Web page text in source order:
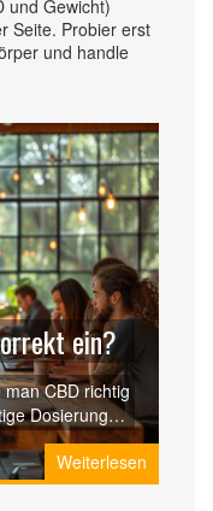
und Gewicht)
Seite. Probier erst
und handle
ein?
CBD richtig
Dosierung
Wir werden
Tipps zur
damit Sie das
Weiterlesen